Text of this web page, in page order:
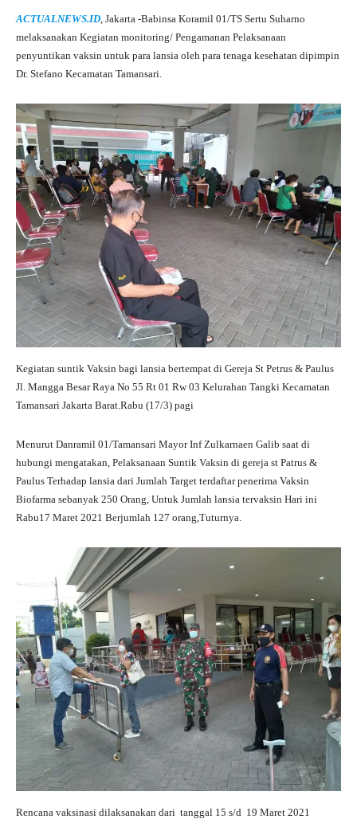
ts
A
pp
gr
a
m
bo
ok
tte
r
re
ACTUALNEWS.ID, Jakarta -Babinsa Koramil 01/TS Sertu Suharno
melaksanakan Kegiatan monitoring/ Pengamanan Pelaksanaan
penyuntikan vaksin untuk para lansia oleh para tenaga kesehatan dipimpin
Dr. Stefano Kecamatan Tamansari.
Kegiatan suntik Vaksin bagi lansia bertempat di Gereja St Petrus & Paulus
Jl. Mangga Besar Raya No 55 Rt 01 Rw 03 Kelurahan Tangki Kecamatan
Tamansari Jakarta Barat.Rabu (17/3) pagi
Menurut Danramil 01/Tamansari Mayor Inf Zulkarnaen Galib saat di
hubungi mengatakan, Pelaksanaan Suntik Vaksin di gereja st Patrus &
Paulus Terhadap lansia dari Jumlah Target terdaftar penerima Vaksin
Biofarma sebanyak 250 Orang, Untuk Jumlah lansia tervaksin Hari ini
Rabu17 Maret 2021 Berjumlah 127 orang,Tuturnya.
Rencana vaksinasi dilaksanakan dari tanggal 15 s/d 19 Maret 2021